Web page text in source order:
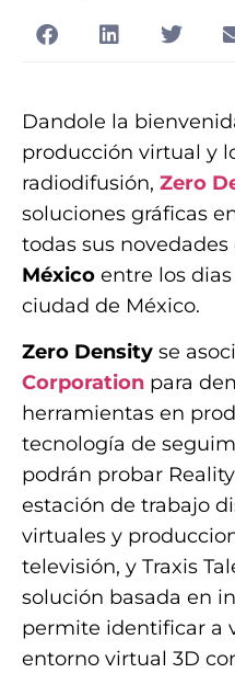
Dandole la
producción virtual y
radiodifusión, Zero
soluciones gráficas
todas sus novedades
México entre los dias
ciudad de México.
Zero Density se
Corporation para
herramientas en
tecnología de
podrán probar
estación de trabajo
virtuales y
televisión, y Traxis
solución basada en
permite identificar a
entorno virtual 3D